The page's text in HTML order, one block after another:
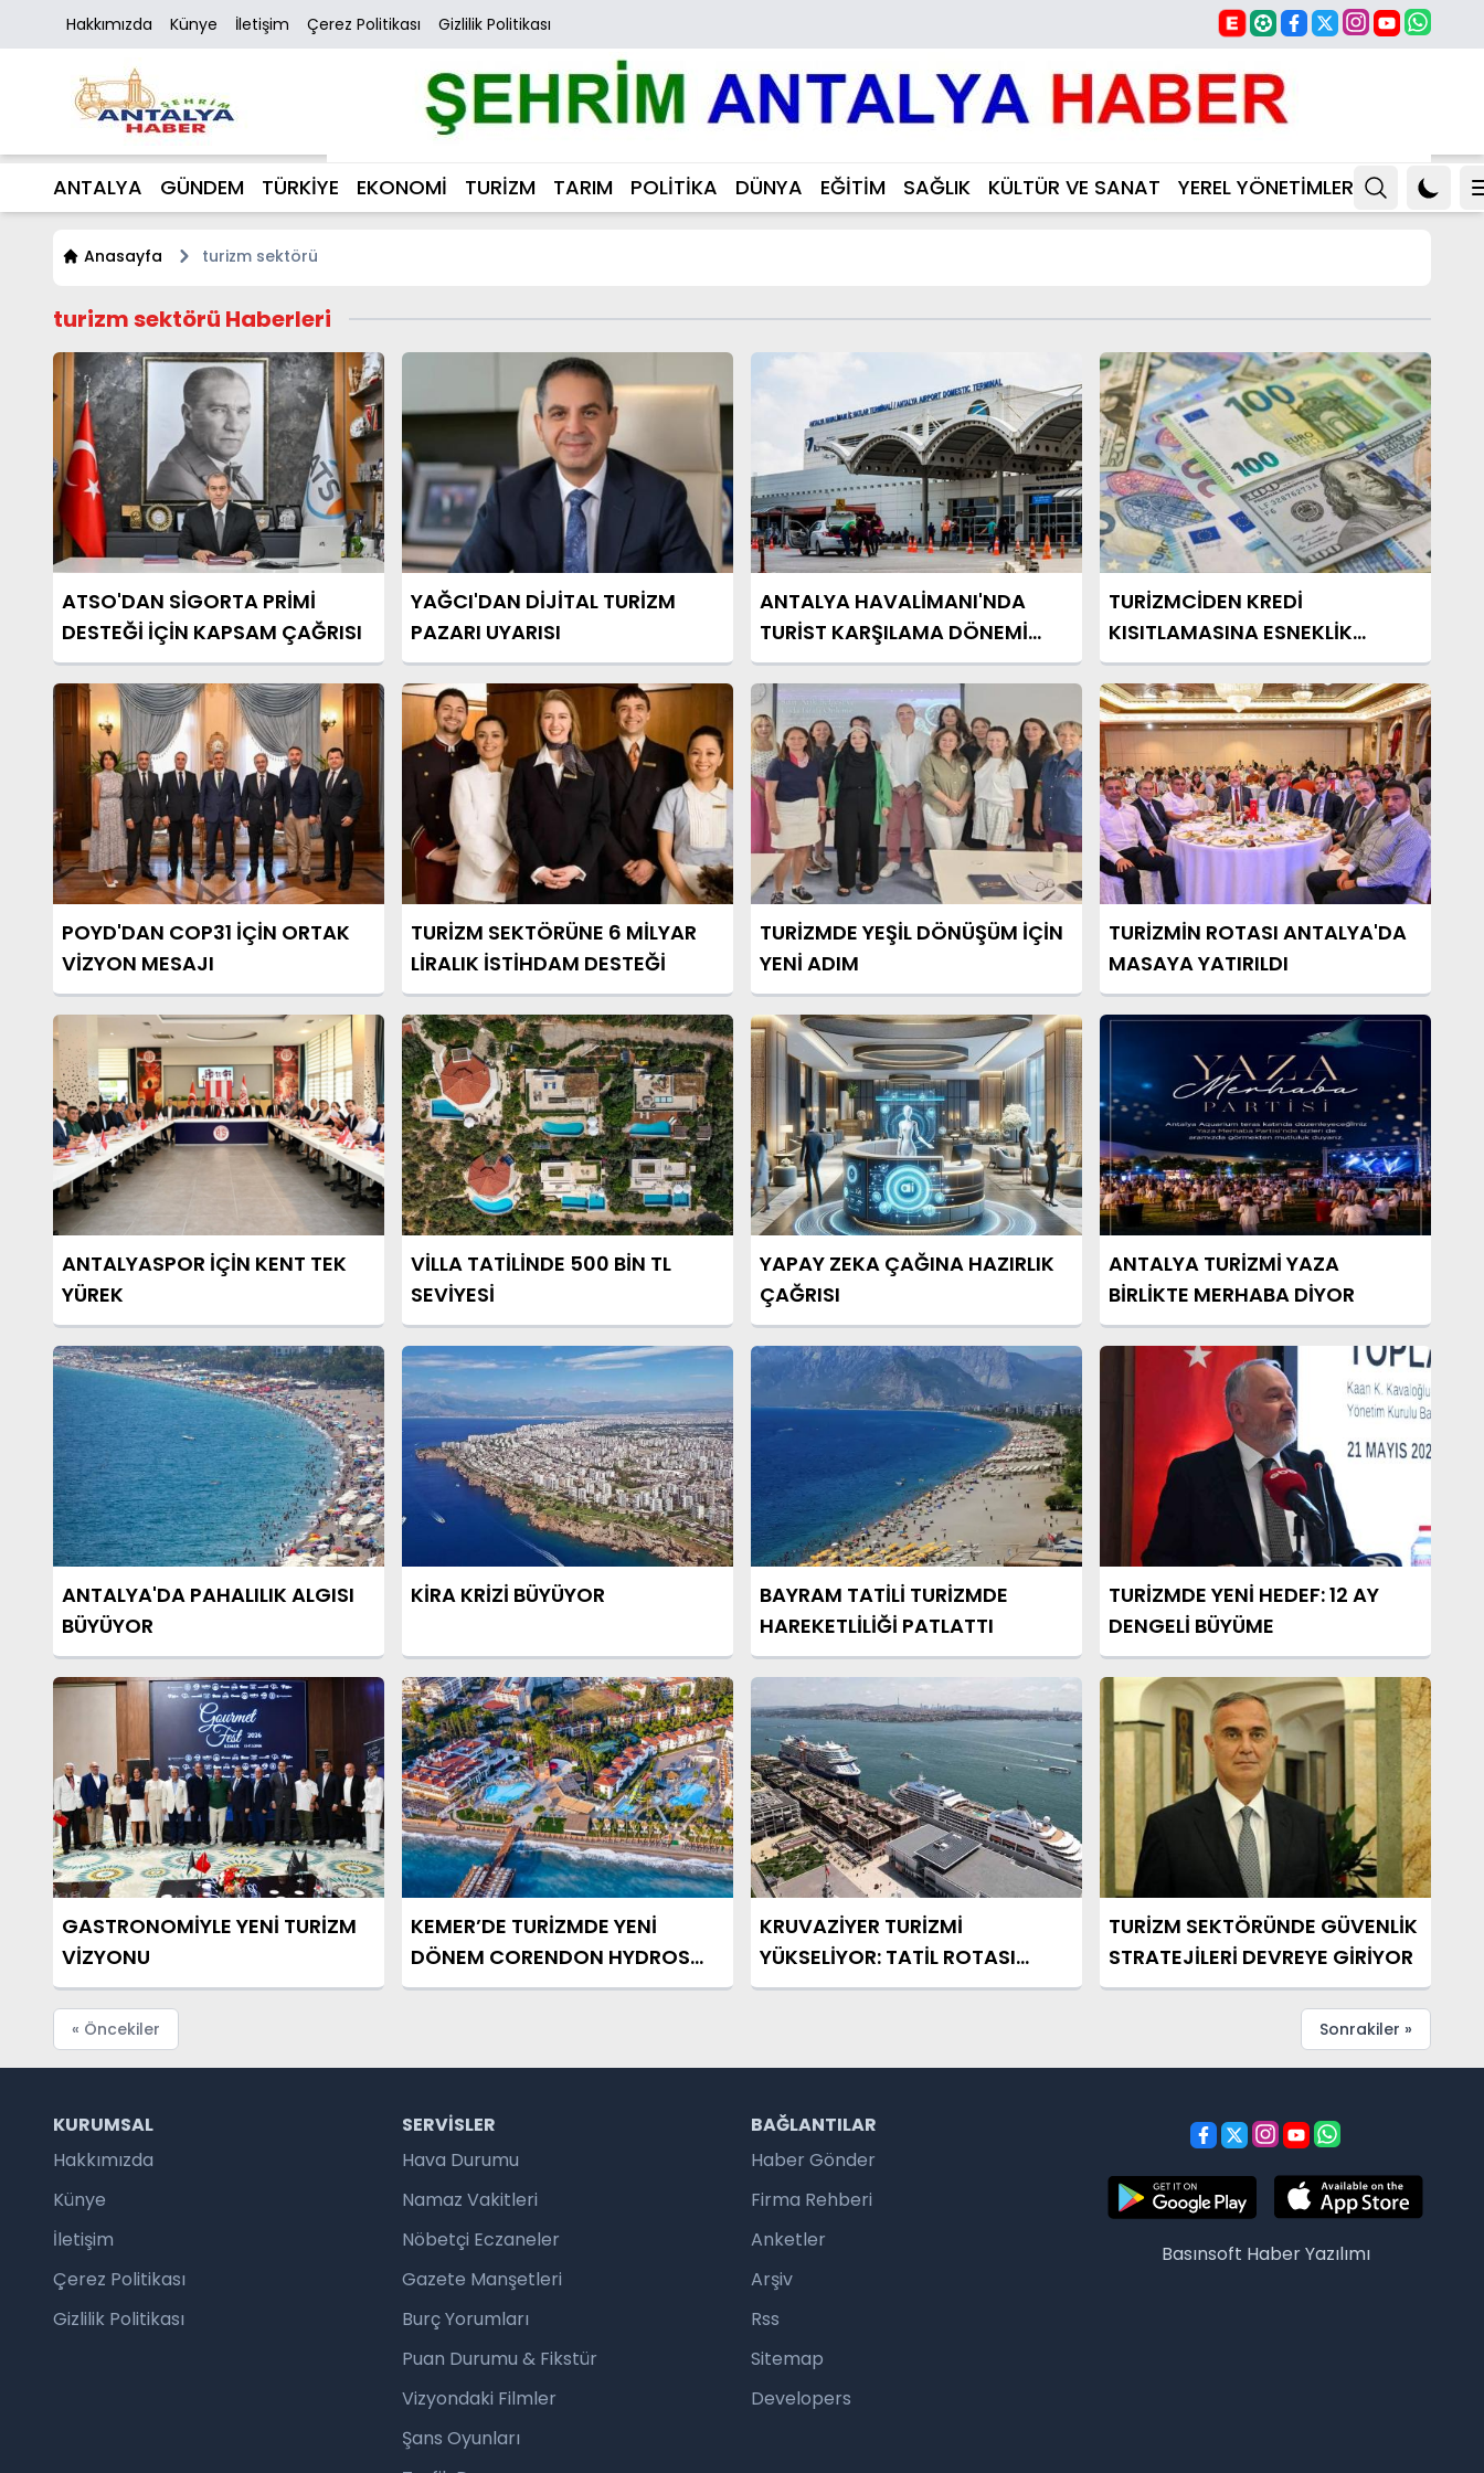
Hakkımızda Künye İletişim Çerez Politikası Gizlilik Politikası
ANTALYA GÜNDEM TÜRKİYE EKONOMİ TURİZM TARIM POLİTİKA DÜNYA EĞİTİM SAĞLIK KÜLTÜR VE SANAT YEREL YÖNETİMLER
Anasayfa turizm sektörü
turizm sektörü Haberleri
ATSO'DAN SİGORTA PRİMİ
DESTEĞİ İÇİN KAPSAM ÇAĞRISI
YAĞCI'DAN DİJİTAL TURİZM
PAZARI UYARISI
ANTALYA HAVALİMANI'NDA
TURİST KARŞILAMA DÖNEMİ
DEĞİŞİYOR
TURİZMCİDEN KREDİ
KISITLAMASINA ESNEKLİK
ÇAĞRISI
POYD'DAN COP31 İÇİN ORTAK
VİZYON MESAJI
TURİZM SEKTÖRÜNE 6 MİLYAR
LİRALIK İSTİHDAM DESTEĞİ
TURİZMDE YEŞİL DÖNÜŞÜM İÇİN
YENİ ADIM
TURİZMİN ROTASI ANTALYA'DA
MASAYA YATIRILDI
ANTALYASPOR İÇİN KENT TEK
YÜREK
VİLLA TATİLİNDE 500 BİN TL
SEVİYESİ
YAPAY ZEKA ÇAĞINA HAZIRLIK
ÇAĞRISI
ANTALYA TURİZMİ YAZA
BİRLİKTE MERHABA DİYOR
ANTALYA'DA PAHALILIK ALGISI
BÜYÜYOR
KİRA KRİZİ BÜYÜYOR
BAYRAM TATİLİ TURİZMDE
HAREKETLİLİĞİ PATLATTI
TURİZMDE YENİ HEDEF: 12 AY
DENGELİ BÜYÜME
GASTRONOMİYLE YENİ TURİZM
VİZYONU
KEMER’DE TURİZMDE YENİ
DÖNEM CORENDON HYDROS
CLUB AÇILDI
KRUVAZİYER TURİZMİ
YÜKSELİYOR: TATİL ROTASI
DEĞİŞİYOR
TURİZM SEKTÖRÜNDE GÜVENLİK
STRATEJİLERİ DEVREYE GİRİYOR
« Öncekiler Sonrakiler »
KURUMSAL
Hakkımızda
Künye
İletişim
Çerez Politikası
Gizlilik Politikası
SERVISLER
Hava Durumu
Namaz Vakitleri
Nöbetçi Eczaneler
Gazete Manşetleri
Burç Yorumları
Puan Durumu & Fikstür
Vizyondaki Filmler
Şans Oyunları
BAĞLANTILAR
Haber Gönder
Firma Rehberi
Anketler
Arşiv
Rss
Sitemap
Developers
Basınsoft Haber Yazılımı